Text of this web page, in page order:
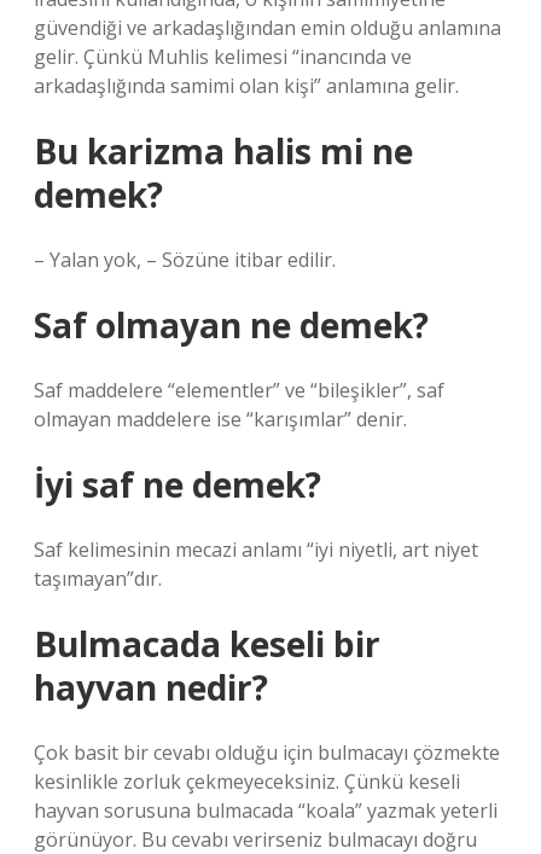
güvendiği ve arkadaşlığından emin olduğu anlamına
gelir. Çünkü Muhlis kelimesi “inancında ve
arkadaşlığında samimi olan kişi” anlamına gelir.
Bu karizma halis mi ne
demek?
– Yalan yok, – Sözüne itibar edilir.
Saf olmayan ne demek?
Saf maddelere “elementler” ve “bileşikler”, saf
olmayan maddelere ise “karışımlar” denir.
İyi saf ne demek?
Saf kelimesinin mecazi anlamı “iyi niyetli, art niyet
taşımayan”dır.
Bulmacada keseli bir
hayvan nedir?
Çok basit bir cevabı olduğu için bulmacayı çözmekte
kesinlikle zorluk çekmeyeceksiniz. Çünkü keseli
hayvan sorusuna bulmacada “koala” yazmak yeterli
görünüyor. Bu cevabı verirseniz bulmacayı doğru